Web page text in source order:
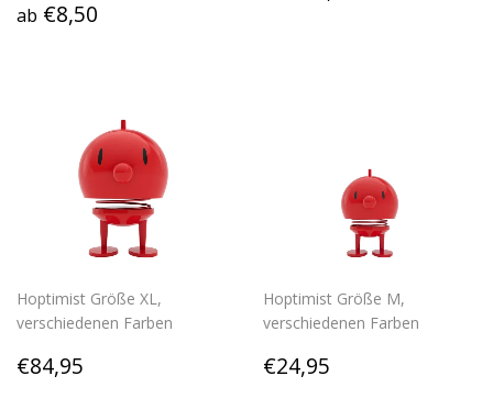
Normaler
Preis
ab €8,50
Hoptimist Größe XL,
verschiedenen Farben
Normaler
Preis
€84,95
Hoptimist Größe M,
verschiedenen Farben
Normaler
Preis
€24,95